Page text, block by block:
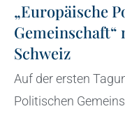
„Europäische
Schweiz
Auf der ersten
Politischen